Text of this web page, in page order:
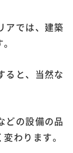
アでは、建築
ると、当然な
どの設備の品
わります。